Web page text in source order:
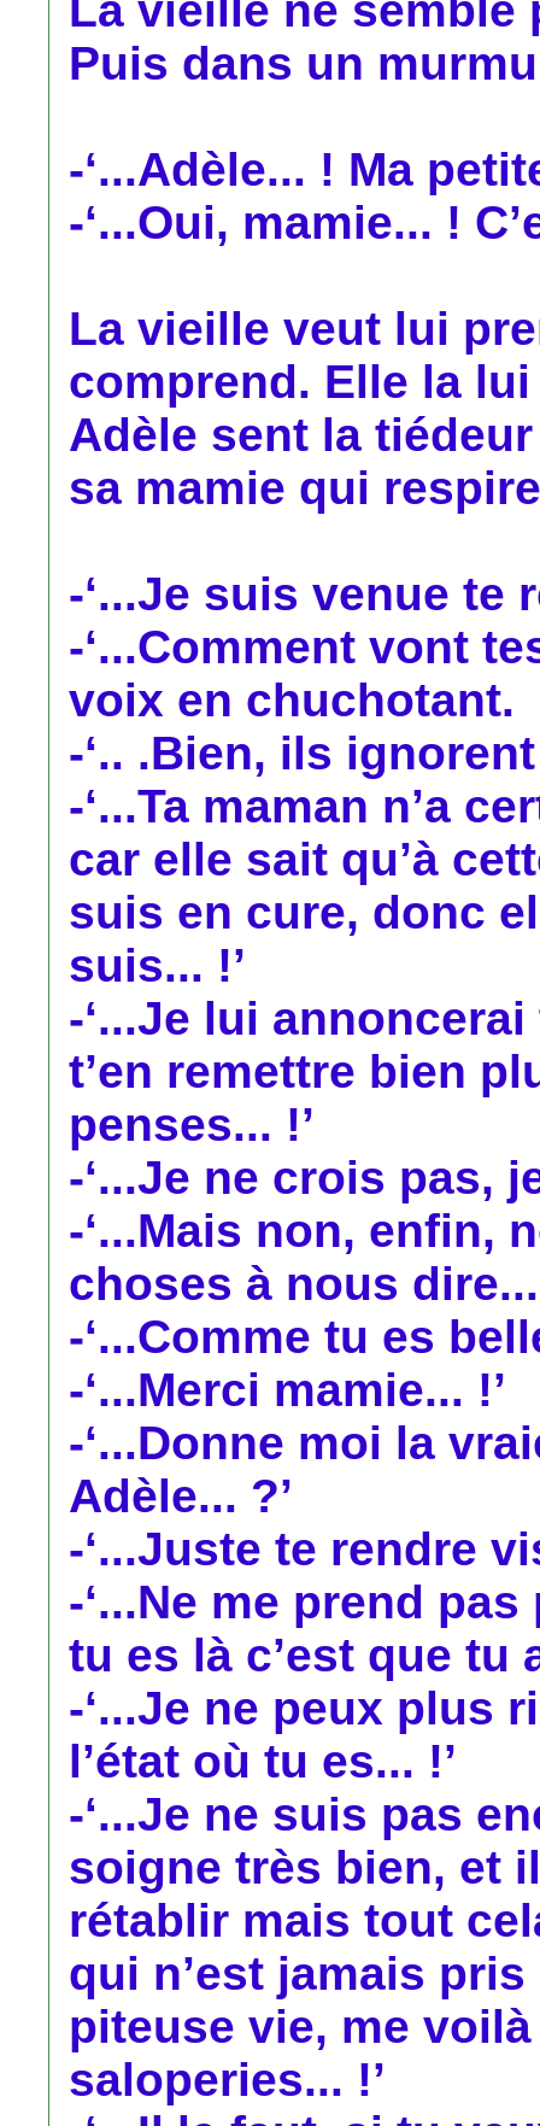
Puis dans un
-‘...Adèle... ! Ma
-‘...Oui, mamie... !
La vieille veut lui
comprend. Elle la
Adèle sent la
sa mamie qui
-‘...Je suis venue te
-‘...Comment vont
voix en chuchotant.
-‘.. .Bien, ils
-‘...Ta maman n’a
car elle sait qu’à
suis en cure, donc
suis... !’
-‘...Je lui
t’en remettre bien
penses... !’
-‘...Je ne crois pas,
-‘...Mais non, enfin,
choses à nous
-‘...Comme tu es
-‘...Merci mamie... !’
-‘...Donne moi la
Adèle... ?’
-‘...Juste te rendre
-‘...Ne me prend
tu es là c’est que tu
-‘...Je ne peux plus
l’état où tu es... !’
-‘...Je ne suis pas
soigne très bien, et
rétablir mais tout
qui n’est jamais
piteuse vie, me
saloperies... !’